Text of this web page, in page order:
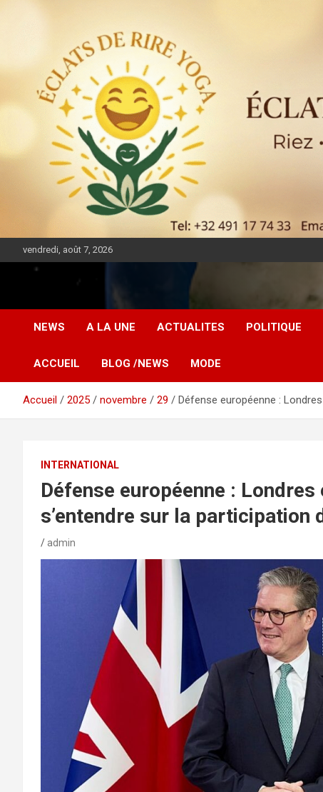
vendredi, août 7, 2026
DIASPORA PULSE
NEWS A LA UNE ACTUALITES POLITIQUE
ACCUEIL BLOG /NEWS MODE
Accueil 2025 novembre 29 Défense européenne :
INTERNATIONAL
Défense européenne :
s’entendre sur la participation
admin